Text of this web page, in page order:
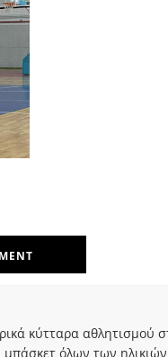
κύτταρα αθλητισμού
μπάσκετ όλων των